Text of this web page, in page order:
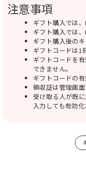
注意事項
ギフト購入では、
ギフト購入では、
ギフト購入後の
ギフトコードは1
ギフトコードを
できません。
ギフトコードの
領収証は管理画面
受け取る人が既
入力しても有効化